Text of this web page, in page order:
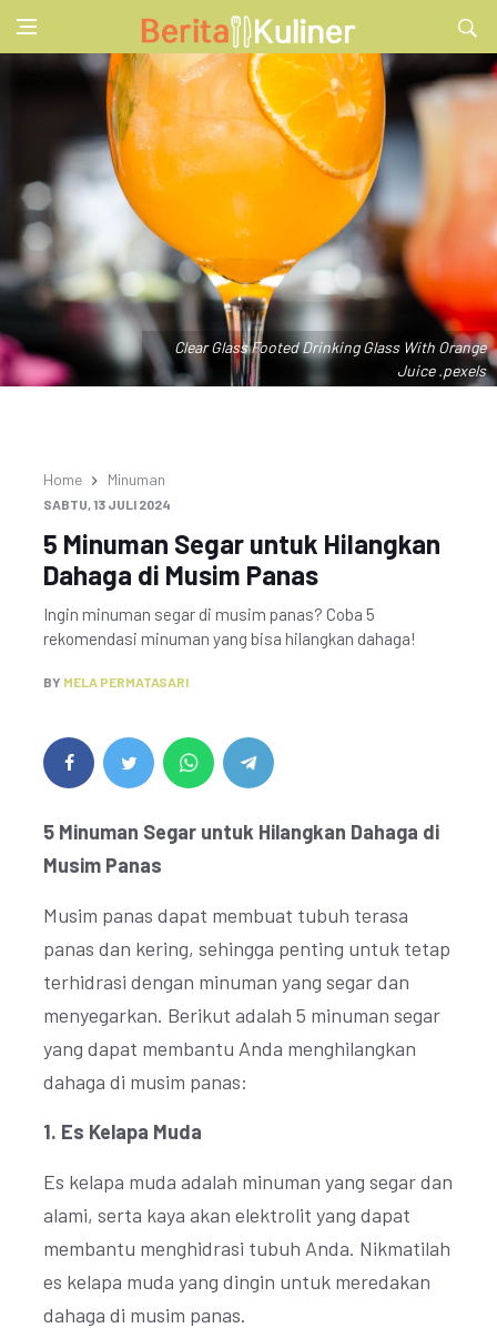
Clear Glass Footed Drinking Glass With Orange
Juice .pexels
Home Minuman
SABTU, 13 JULI 2024
5 Minuman Segar untuk Hilangkan
Dahaga di Musim Panas
Ingin minuman segar di musim panas? Coba 5
rekomendasi minuman yang bisa hilangkan dahaga!
BY MELA PERMATASARI
5 Minuman Segar untuk Hilangkan Dahaga di
Musim Panas
Musim panas dapat membuat tubuh terasa
panas dan kering, sehingga penting untuk tetap
terhidrasi dengan minuman yang segar dan
menyegarkan. Berikut adalah 5 minuman segar
yang dapat membantu Anda menghilangkan
dahaga di musim panas:
1. Es Kelapa Muda
Es kelapa muda adalah minuman yang segar dan
alami, serta kaya akan elektrolit yang dapat
membantu menghidrasi tubuh Anda. Nikmatilah
es kelapa muda yang dingin untuk meredakan
dahaga di musim panas.